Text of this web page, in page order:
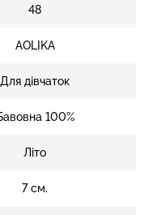
48
AOLIKA
Для дівчаток
100%
Літо
7 см.